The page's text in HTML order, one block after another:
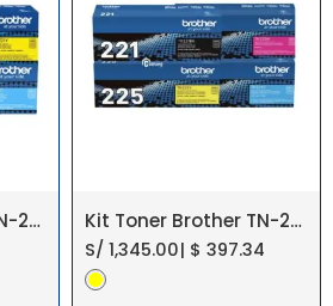
Kit Toner Brother TN-221 HL-3150/3170Cdw Kit Toner Brother TN-225 HL-3170CWD/ 3140CW
S/ 1,345.00| $ 397.34